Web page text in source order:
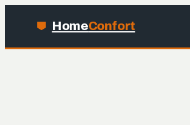
HomeConfort